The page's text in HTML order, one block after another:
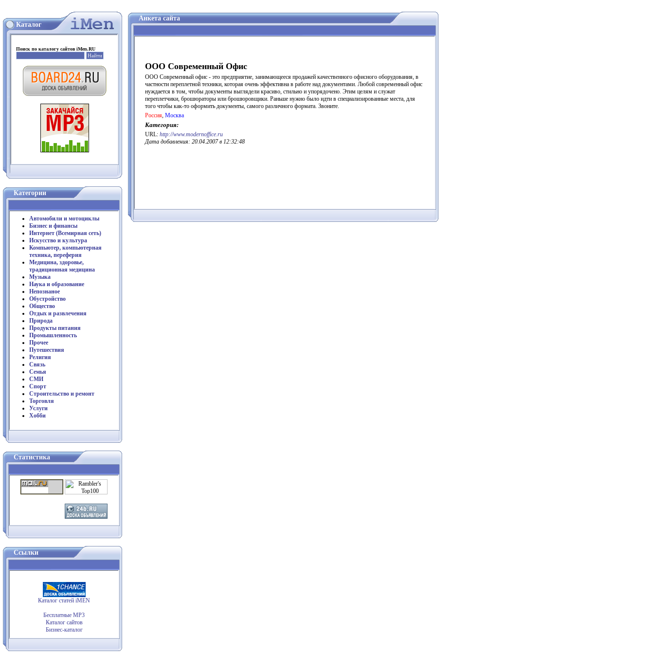
Каталог
Поиск по каталогу сайтов iMen.RU
Категории
Автомобили и мотоциклы
Бизнес и финансы
Интернет (Всемирная сеть)
Искусство и культура
Компьютер, компьютерная
техника, переферия
Медицина, здоровье,
традиционная медицина
Музыка
Наука и образование
Непознаное
Обустройство
Общество
Отдых и развлечения
Природа
Продукты питания
Промышленность
Прочее
Путешествия
Религия
Связь
Семья
СМИ
Спорт
Строительство и ремонт
Торговля
Услуги
Хобби
Статистика
Ссылки
Каталог статей iMEN
Бесплатные MP3
Каталог сайтов
Бизнес-каталог
Анкета сайта
ООО Современный Офис
ООО Современный офис - это предприятие, занимающееся продажей качественного офисного оборудования, в
частности переплетной техники, которая очень эффективна в работе над документами. Любой современный офис
нуждается в том, чтобы документы выглядели красиво, стильно и упорядочено. Этим целям и служат
переплетчики, брошюраторы или брошюровщики. Раньше нужно было идти в специализированные места, для
того чтобы как-то оформить документы, самого различного формата. Звоните.
Россия, Москва
Категория:
URL: http://www.modernoffice.ru
Дата добавления: 20.04.2007 в 12:32:48